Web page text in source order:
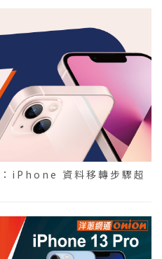
iPhone 資料移轉步驟超